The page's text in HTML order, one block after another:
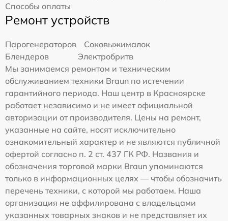
Способы оплаты
Ремонт устройств
Парогенераторов
Соковыжималок
Блендеров
Электробритв
Мы занимаемся ремонтом и техническим
обслуживанием техники Braun по истечении
гарантийного периода. Наш центр в Красноярске
работает независимо и не имеет официальной
авторизации от производителя. Цены на ремонт,
указанные на сайте, носят исключительно
ознакомительный характер и не являются публичной
офертой согласно п. 2 ст. 437 ГК РФ. Названия и
обозначения торговой марки Braun упоминаются
только в информационных целях — чтобы обозначить
перечень техники, с которой мы работаем. Наша
организация не аффилирована с владельцами
указанных товарных знаков и не представляет их